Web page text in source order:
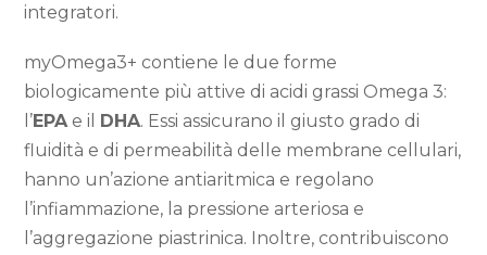
integratori.
myOmega3+ contiene le due forme
biologicamente più attive di acidi grassi Omega 3:
l’EPA e il DHA. Essi assicurano il giusto grado di
fluidità e di permeabilità delle membrane cellulari,
hanno un’azione antiaritmica e regolano
l’infiammazione, la pressione arteriosa e
l’aggregazione piastrinica. Inoltre, contribuiscono